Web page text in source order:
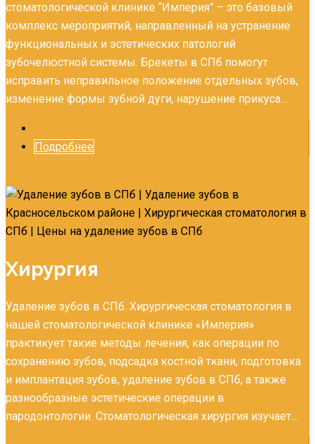
стоматологической клинике “Империя” – это базовый
комплекс мероприятий, направленный на устранение
функциональных и эстетических патологий
зубочелюстной системы. Брекеты в СПб помогут
исправить неправильное положение отдельных зубов,
изменение формы зубной дуги, нарушение прикуса…
Подробнее
Хирургия
Удаление зубов в СПб. Хирургическая стоматология в
нашей стоматологической клинике «Империя»
практикует такие методы лечения, как операции по
сохранению зубов, подсадка костной ткани, подготовка
и имплантация зубов, удаление зубов в СПб, а также
разнообразные эстетические операции в
пародонтологии. Стоматологическая хирургия изучает…